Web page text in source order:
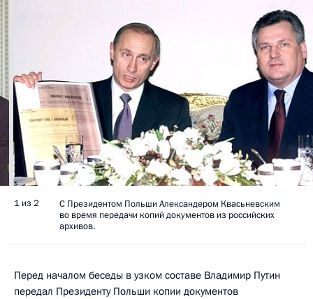
1 из 2
С Президентом Польши Александером Квасьневским
во время передачи копий документов из российских
архивов.
Перед началом беседы в узком составе Владимир Путин
передал Президенту Польши копии документов